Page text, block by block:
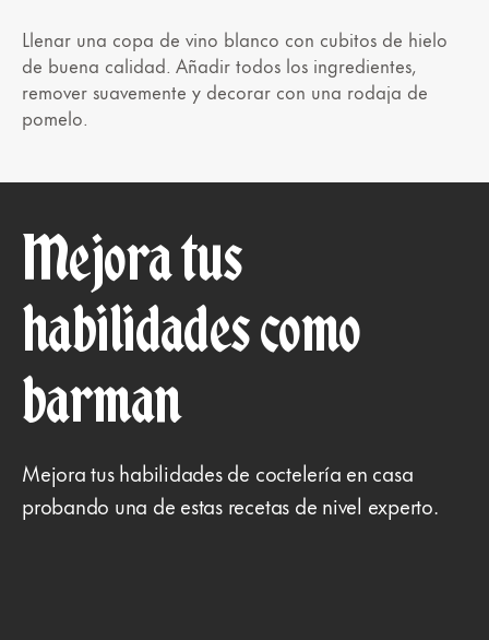
Llenar una copa de vino blanco con cubitos de hielo
de buena calidad. Añadir todos los ingredientes,
remover suavemente y decorar con una rodaja de
pomelo.
Mejora tus
habilidades como
barman
Mejora tus habilidades de coctelería en casa
probando una de estas recetas de nivel experto.